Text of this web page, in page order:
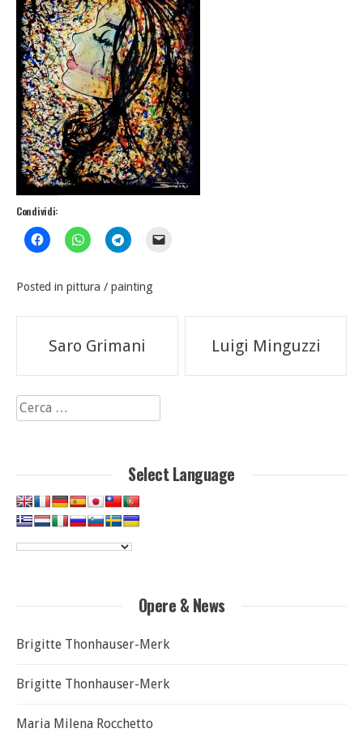
Condividi:
Posted in pittura / painting
Navigazione
articoli
Saro Grimani Luigi Minguzzi
Ricerca
per:
Select Language
Opere & News
Brigitte Thonhauser-Merk
Brigitte Thonhauser-Merk
Maria Milena Rocchetto